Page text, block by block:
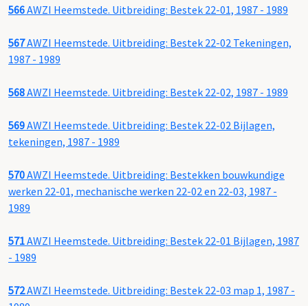
566AWZI Heemstede. Uitbreiding: Bestek 22-01, 1987 - 1989
567AWZI Heemstede. Uitbreiding: Bestek 22-02 Tekeningen,
1987 - 1989
568AWZI Heemstede. Uitbreiding: Bestek 22-02, 1987 - 1989
569AWZI Heemstede. Uitbreiding: Bestek 22-02 Bijlagen,
tekeningen, 1987 - 1989
570AWZI Heemstede. Uitbreiding: Bestekken bouwkundige
werken 22-01, mechanische werken 22-02 en 22-03, 1987 -
1989
571AWZI Heemstede. Uitbreiding: Bestek 22-01 Bijlagen, 1987
- 1989
572AWZI Heemstede. Uitbreiding: Bestek 22-03 map 1, 1987 -